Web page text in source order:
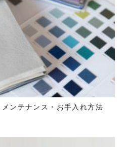
ンテナンス・お手入れ方法